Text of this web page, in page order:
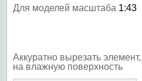
Для моделей масштаба 1:43
Аккуратно вырезать
на влажную поверхность